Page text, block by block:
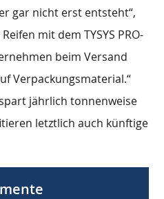
gar nicht erst entsteht“,
mit dem TYSYS PRO-
beim Versand
Verpackungsmaterial.“
jährlich tonnenweise
letztlich auch künftige